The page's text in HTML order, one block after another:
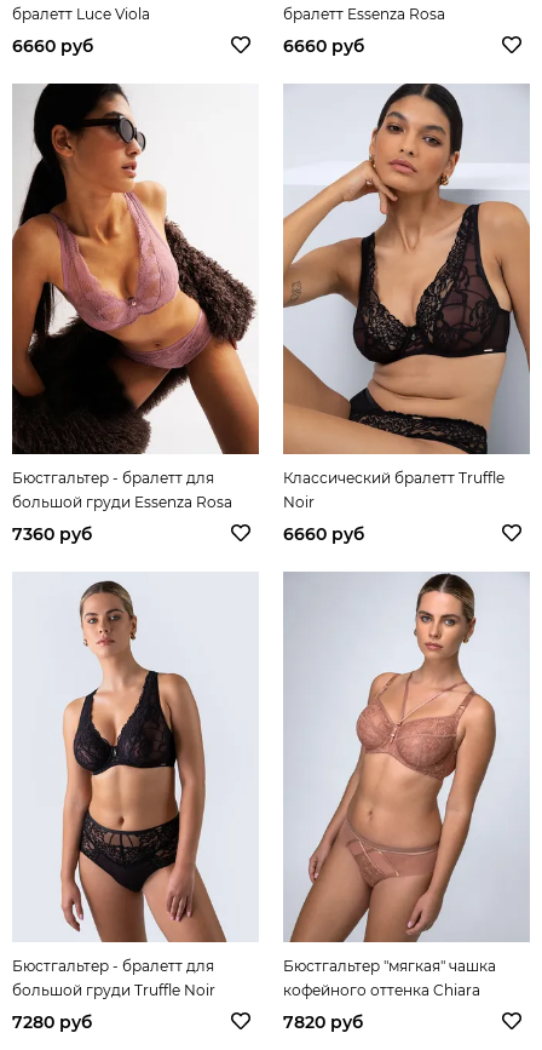
бралетт Luce Viola
6660 руб
бралетт Essenza Rosa
6660 руб
Бюстгальтер - бралетт для
большой груди Essenza Rosa
7360 руб
Классический бралетт Truffle
Noir
6660 руб
Бюстгальтер - бралетт для
большой груди Truffle Noir
7280 руб
Бюстгальтер "мягкая" чашка
кофейного оттенка Chiara
7820 руб